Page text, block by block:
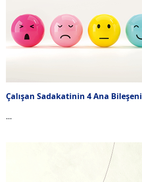
Çalışan Sadakatinin 4 Ana Bileşeni
...